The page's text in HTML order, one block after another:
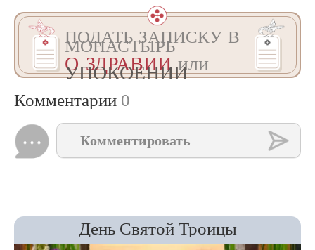
ПОДАТЬ ЗАПИСКУ В
МОНАСТЫРЬ
О ЗДРАВИИили
УПОКОЕНИИ
Комментарии 0
Комментировать
День Святой Троицы